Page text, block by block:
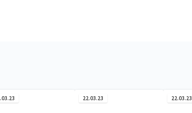
22.03.23 22.03.23